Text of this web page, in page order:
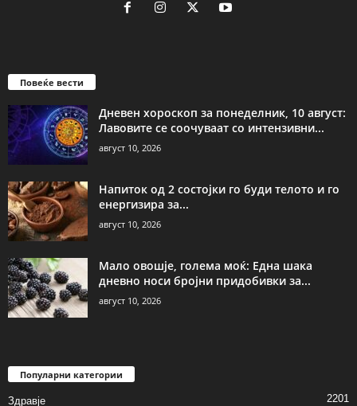
Повеќе вести
Дневен хороскоп за понеделник, 10 август:
Лавовите се соочуваат со интензивни...
август 10, 2026
Напиток од 2 состојки го буди телото и го
енергизира за...
август 10, 2026
Мало овошје, голема моќ: Една шака
дневно носи бројни придобивки за...
август 10, 2026
Популарни категории
Здравје 2201